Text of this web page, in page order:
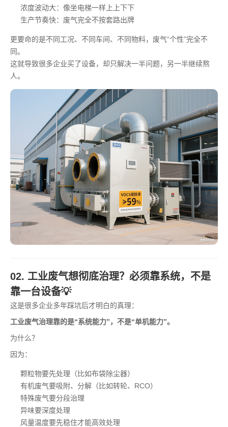
浓度波动大：像坐电梯一样上上下下
生产节奏快：废气完全不按套路出牌
更要命的是不同工况、不同车间、不同物料，废气“个性”完全不
同。
这就导致很多企业买了设备，却只解决一半问题，另一半继续熬
人。
02. 工业废气想彻底治理？必须靠系统，不是
靠一台设备💡
这是很多企业多年踩坑后才明白的真理：
工业废气治理靠的是“系统能力”，不是“单机能力”。
为什么？
因为：
颗粒物要先处理（比如布袋除尘器）
有机废气要吸附、分解（比如转轮、RCO）
特殊废气要分段治理
异味要深度处理
风量温度要先稳住才能高效处理